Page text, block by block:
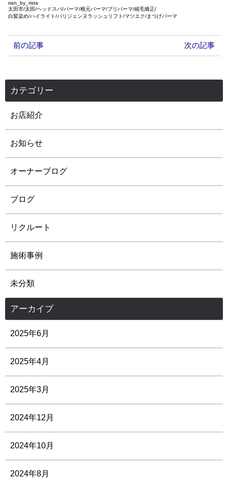
rian_by_rista
太田市/太田/ヘッドスパ/パーマ/根元パーマ/プリパーマ/縮毛矯正/
白髪染め/ハイライト/パリジェンヌラッシュリフト/マツエク/まつげパーマ
前の記事 次の記事
カテゴリー
お店紹介
お知らせ
オーナーブログ
ブログ
リクルート
施術事例
未分類
アーカイブ
2025年6月
2025年4月
2025年3月
2024年12月
2024年10月
2024年8月